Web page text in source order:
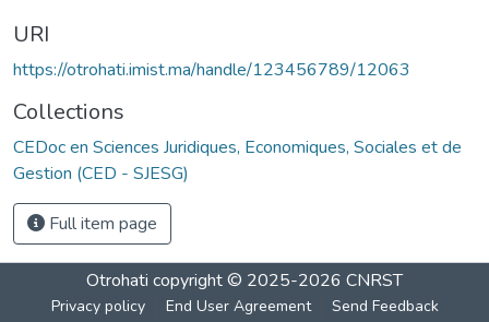
URI
https://otrohati.imist.ma/handle/123456789/12063
Collections
CEDoc en Sciences Juridiques, Economiques, Sociales et de
Gestion (CED - SJESG)
Full item page
Otrohati copyright © 2025-2026 CNRST
Privacy policy End User Agreement Send Feedback